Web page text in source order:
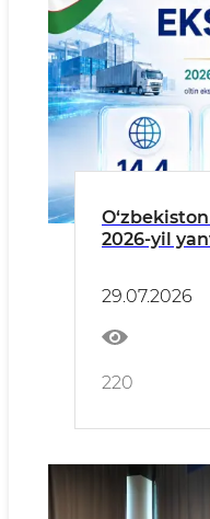
2026-yil
hisobga
29.07.2026
220